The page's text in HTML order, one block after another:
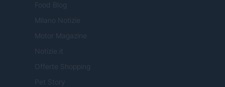
Food Blog
Milano Notizie
Motor Magazine
Notizie.it
Offerte Shopping
Pet Story